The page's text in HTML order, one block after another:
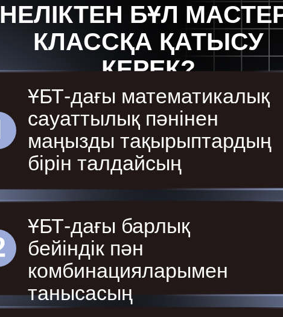
НЕЛІКТЕН БҰЛ
КЛАССҚА ҚАТЫСУ
КЕРЕК?
ҰБТ-дағы математикалық
сауаттылық пәнінен
маңызды тақырыптардың
бірін талдайсың
ҰБТ-дағы барлық
бейіндік пән
комбинацияларымен
танысасың